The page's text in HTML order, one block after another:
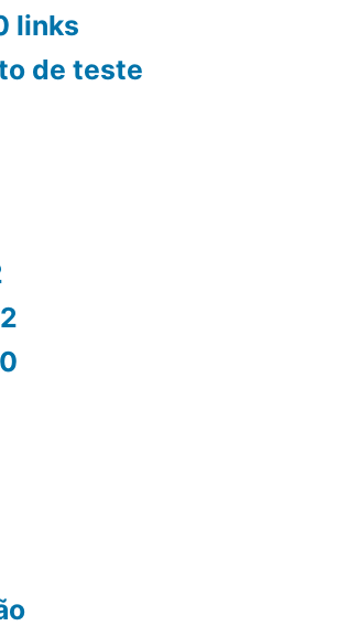
links
de teste